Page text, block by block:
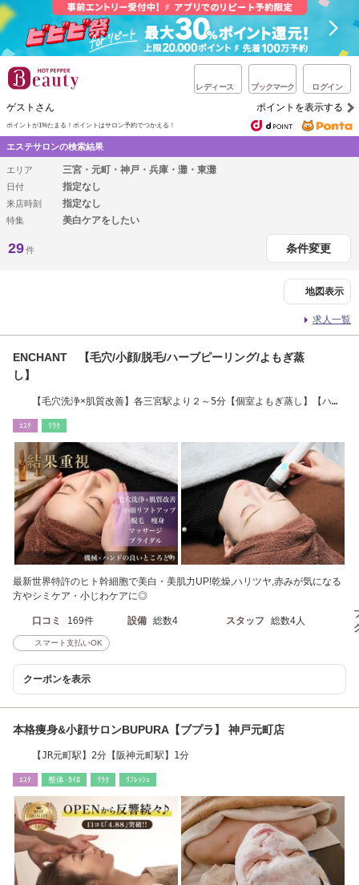
レディース ブックマーク ログイン
ゲストさん ポイントを表示する
ポイントが1%たまる！ ポイントはサロン予約でつかえる！
エステサロンの検索結果
エリア 三宮・元町・神戸・兵庫・灘・東灘
日付 指定なし
来店時刻 指定なし
特集 美白ケアをしたい
29件 条件変更
地図表示
求人一覧
ENCHANT 【毛穴/小顔/脱毛/ハーブピーリング/よもぎ蒸
し】
【毛穴洗浄×肌質改善】各三宮駅より２～5分【個室よもぎ蒸し】【ハー
ｴｽﾃ ﾘﾗｸ
最新世界特許のヒト幹細胞で美白・美肌力UP!乾燥,ハリツヤ,赤みが気になる
方やシミケア・小じわケアに◎
口コミ 169件 設備 総数4 スタッフ 総数4人
スマート支払いOK
クーポンを表示
本格痩身&小顔サロンBUPURA【ブプラ】 神戸元町店
【JR元町駅】2分【阪神元町駅】1分
ｴｽﾃ 整体･ｶｲﾛ ﾘﾗｸ ﾘﾌﾚｯｼｭ